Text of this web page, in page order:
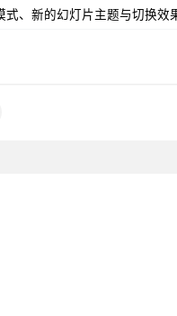
、新的幻灯片主题与切换效